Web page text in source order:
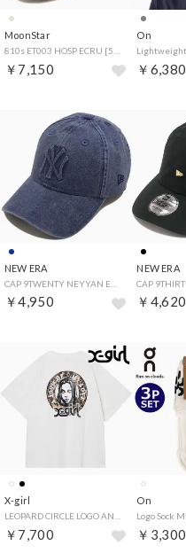
MoonStar
810s ET003 HOSP ECRU [54410058] （ECRU）
￥7,150
On
￥6,380
NEW ERA
￥4,950
NEW ERA
￥4,620
X-girl
LEOPARD CIRCLE LOGO AND FACE S/S TEE DRESS WHITE [105263041006] （WHITE）
￥7,700
On
￥3,300